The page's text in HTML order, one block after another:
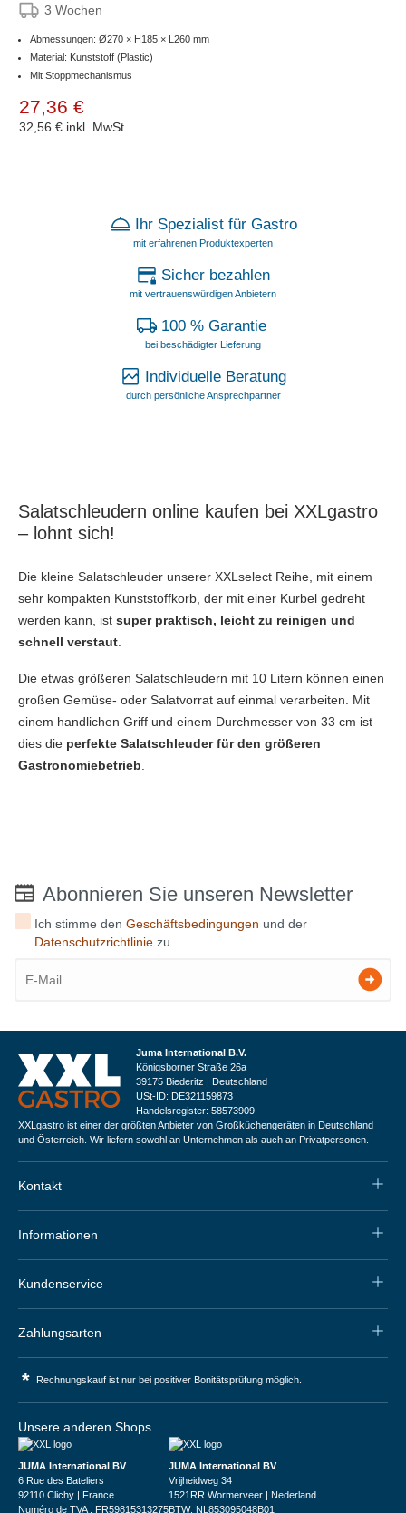
3 Wochen
Abmessungen: Ø270 × H185 × L260 mm
Material: Kunststoff (Plastic)
Mit Stoppmechanismus
27,36 €
32,56 € inkl. MwSt.
Ihr Spezialist für Gastro
mit erfahrenen Produktexperten
Sicher bezahlen
mit vertrauenswürdigen Anbietern
100 % Garantie
bei beschädigter Lieferung
Individuelle Beratung
durch persönliche Ansprechpartner
Salatschleudern online kaufen bei XXLgastro
– lohnt sich!
Die kleine Salatschleuder unserer XXLselect Reihe, mit einem
sehr kompakten Kunststoffkorb, der mit einer Kurbel gedreht
werden kann, ist super praktisch, leicht zu reinigen und
schnell verstaut
Die etwas größeren Salatschleudern mit 10 Litern können einen
großen Gemüse- oder Salatvorrat auf einmal verarbeiten. Mit
einem handlichen Griff und einem Durchmesser von 33 cm ist
dies die perfekte Salatschleuder für den größeren
Gastronomiebetrieb
Abonnieren Sie unseren Newsletter
Ich stimme denGeschäftsbedingungen und der
Datenschutzrichtlinie zu
Juma International B.V.
Königsborner Straße 26a
39175 Biederitz | Deutschland
USt-ID: DE321159873
Handelsregister: 58573909
XXLgastro ist einer der größten Anbieter von Großküchengeräten in Deutschland
und Österreich. Wir liefern sowohl an Unternehmen als auch an Privatpersonen.
Kontakt
Informationen
Kundenservice
Zahlungsarten
* Rechnungskauf ist nur bei positiver Bonitätsprüfung möglich.
Unsere anderen Shops
JUMA International BV
6 Rue des Bateliers
92110 Clichy | France
Numéro de TVA : FR59815313275
JUMA International BV
Vrijheidweg 34
1521RR Wormerveer | Nederland
BTW: NL853095048B01